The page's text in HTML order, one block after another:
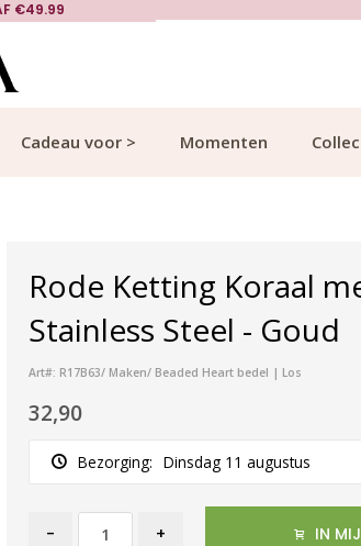
€49.99
Cadeau voor > Momenten
Rode Ketting Koraal
Stainless Steel - Goud
Art#: R17B63/ Maken/ Beaded Heart bedel | Los
32,90
Bezorging: Dinsdag 11 augustus
- + IN